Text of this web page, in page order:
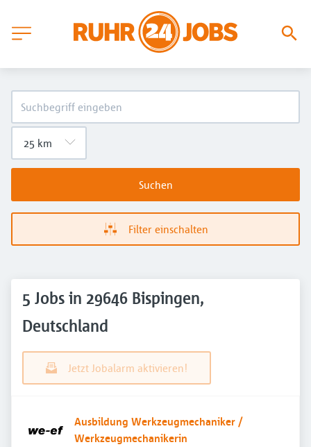
Suchen
Filter einschalten
5 Jobs in 29646 Bispingen,
Deutschland
Jetzt Jobalarm aktivieren!
Ausbildung Werkzeugmechaniker /
Werkzeugmechanikerin